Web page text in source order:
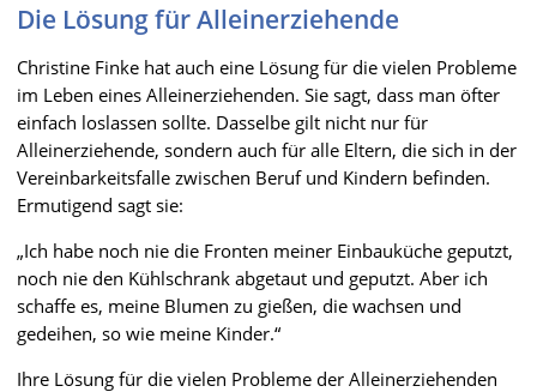
Die Lösung für Alleinerziehende
Christine Finke hat auch eine Lösung für die vielen Probleme
im Leben eines Alleinerziehenden. Sie sagt, dass man öfter
einfach loslassen sollte. Dasselbe gilt nicht nur für
Alleinerziehende, sondern auch für alle Eltern, die sich in der
Vereinbarkeitsfalle zwischen Beruf und Kindern befinden.
Ermutigend sagt sie:
„Ich habe noch nie die Fronten meiner Einbauküche geputzt,
noch nie den Kühlschrank abgetaut und geputzt. Aber ich
schaffe es, meine Blumen zu gießen, die wachsen und
gedeihen, so wie meine Kinder.“
Ihre Lösung für die vielen Probleme der Alleinerziehenden